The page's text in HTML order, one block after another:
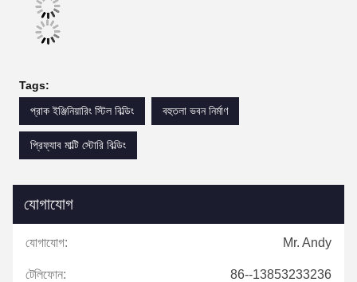
Tags:
প্রাক ইঞ্জিনিয়ারিং স্টিল বিল্ডিং
বহুতলা ভবন নির্মাণ
প্রিফ্যাব মাল্টি স্টোরি বিল্ডিং
যোগাযোগ
যোগাযোগ: Mr. Andy
টেলিফোন: 86--13853233236